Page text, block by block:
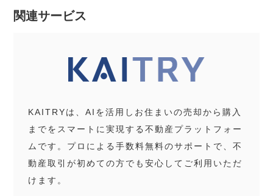
関連サービス
KAITRYは、AIを活用しお住まいの売却から購入
までをスマートに実現する不動産プラットフォー
ムです。プロによる手数料無料のサポートで、不
動産取引が初めての方でも安心してご利用いただ
けます。